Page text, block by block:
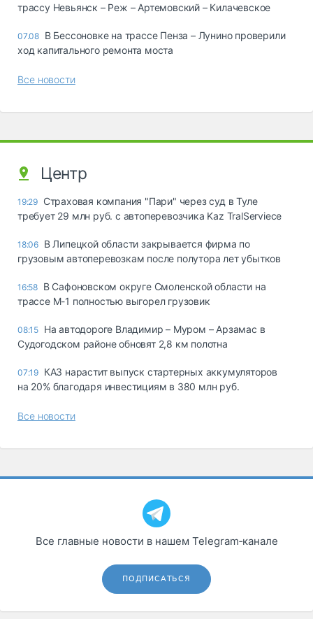
трассу Невьянск – Реж – Артемовский – Килачевское
07.08 В Бессоновке на трассе Пенза – Лунино проверили
ход капитального ремонта моста
Все новости
Центр
19:29 Страховая компания "Пари" через суд в Туле
требует 29 млн руб. с автоперевозчика Kaz TralServiece
18:06 В Липецкой области закрывается фирма по
грузовым автоперевозкам после полутора лет убытков
16:58 В Сафоновском округе Смоленской области на
трассе М-1 полностью выгорел грузовик
08:15 На автодороге Владимир – Муром – Арзамас в
Судогодском районе обновят 2,8 км полотна
07:19 КАЗ нарастит выпуск стартерных аккумуляторов
на 20% благодаря инвестициям в 380 млн руб.
Все новости
Все главные новости в нашем Telegram‑канале
ПОДПИСАТЬСЯ